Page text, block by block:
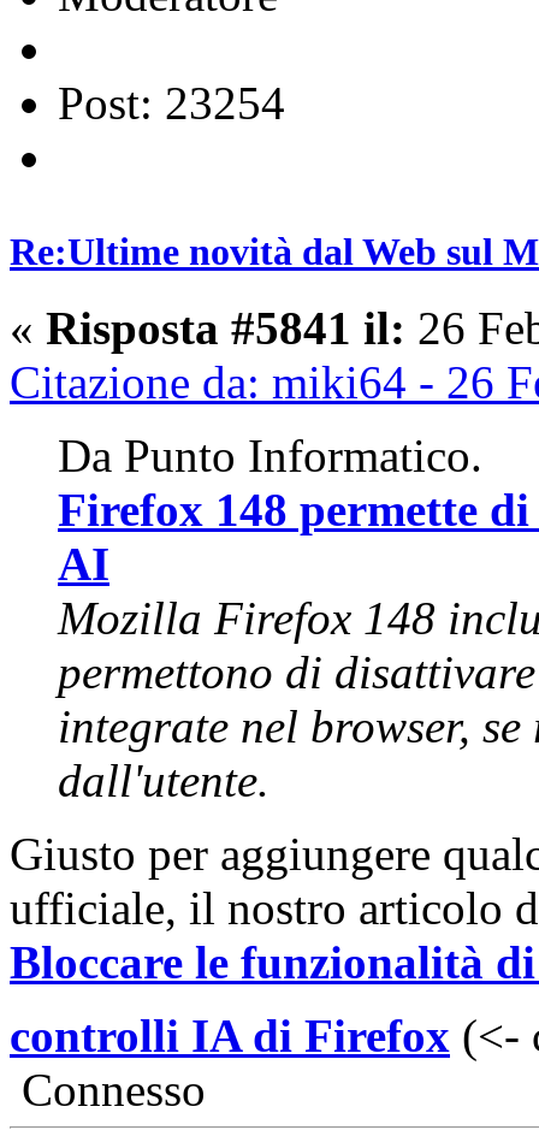
Post: 23254
Re:Ultime novità dal Web sul
« Risposta #5841 il: 26
Citazione da: miki64 - 26
Da Punto Informatico.
Firefox 148 permette
AI
Mozilla Firefox 148
permettono di
integrate nel browser,
dall'utente.
Giusto per aggiungere
ufficiale, il nostro articolo
Bloccare le funzionalità
controlli IA di Firefox (<-
Connesso